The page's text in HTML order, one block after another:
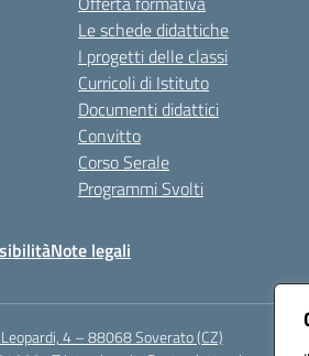
Le schede didattiche
I progetti delle classi
Curricoli di Istituto
Documenti didattici
Convitto
Corso Serale
Programmi Svolti
Note legali
4 – 88068 Soverato (CZ)